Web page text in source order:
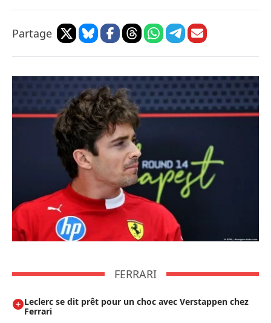
Partage
FERRARI
Leclerc se dit prêt pour un choc avec Verstappen chez
Ferrari